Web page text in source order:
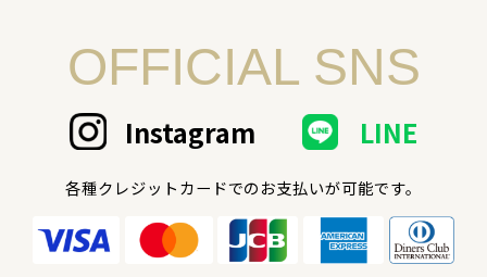
OFFICIAL SNS
Instagram LINE
各種クレジットカードでのお支払いが可能です。